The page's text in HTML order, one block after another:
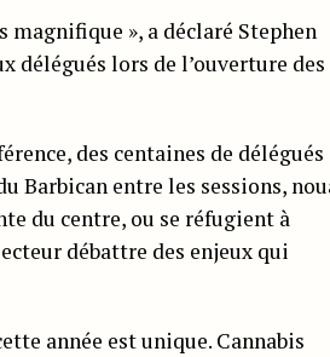
magnifique », a déclaré Stephen
délégués lors de l’ouverture des
des centaines de délégués
Barbican entre les sessions,
du centre, ou se réfugient à
débattre des enjeux qui
année est unique. Cannabis